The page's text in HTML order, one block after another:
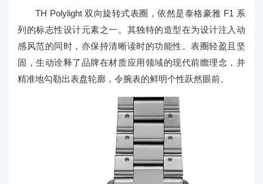
TH Polylight 双向旋转式表圈，依然是泰格豪雅 F1 系
列的标志性设计元素之一。其独特的造型在为设计注入动
感风范的同时，亦保持清晰读时的功能性。表圈轻盈且坚
固，生动诠释了品牌在材质应用领域的现代前瞻理念，并
精准地勾勒出表盘轮廓，令腕表的鲜明个性跃然眼前。